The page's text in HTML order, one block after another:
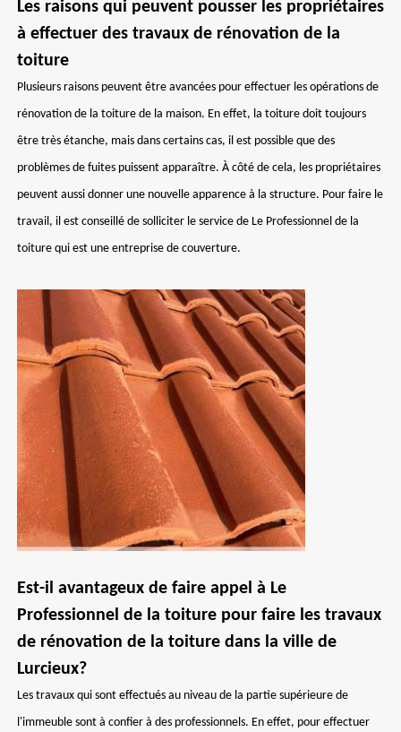
Les raisons qui peuvent pousser les propriétaires
à effectuer des travaux de rénovation de la
toiture
Plusieurs raisons peuvent être avancées pour effectuer les opérations de
rénovation de la toiture de la maison. En effet, la toiture doit toujours
être très étanche, mais dans certains cas, il est possible que des
problèmes de fuites puissent apparaître. À côté de cela, les propriétaires
peuvent aussi donner une nouvelle apparence à la structure. Pour faire le
travail, il est conseillé de solliciter le service de Le Professionnel de la
toiture qui est une entreprise de couverture.
Est-il avantageux de faire appel à Le
Professionnel de la toiture pour faire les travaux
de rénovation de la toiture dans la ville de
Lurcieux?
Les travaux qui sont effectués au niveau de la partie supérieure de
l'immeuble sont à confier à des professionnels. En effet, pour effectuer